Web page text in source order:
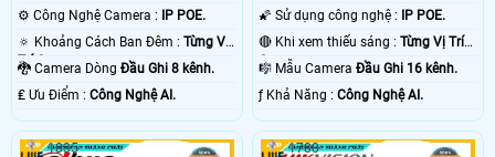
⚙ Công Nghệ Camera :
IP POE.
🔅 Khoảng Cách Ban Đêm : Từng Vị
Trí Camera .
🐉️ Camera Dòng Đầu Ghi 8 kênh.
️₤ Ưu Điểm : Công Nghệ AI.
🌠 Sử dụng công nghệ :
IP POE.
🔴 Khi xem thiếu sáng :Từng Vị Trí
Camera .
🎼️ Mẫu CameraĐầu Ghi 16 kênh.
️ƒ Khả Năng :Công Nghệ AI.
1835 1788